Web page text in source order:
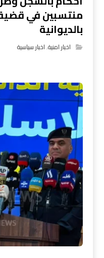
منتسبين في
بالديوانية
اخبار امنية,اخبار سياسية